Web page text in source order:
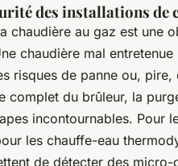
des installations de
chaudière au gaz est une
chaudière mal
risques de panne ou,
complet du brûleur, la
incontournables. Pour
les chauffe-eau
de détecter des micro-